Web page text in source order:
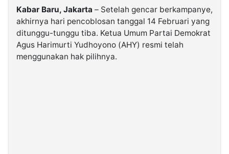
Kabar Baru, Jakarta – Setelah gencar berkampanye,
akhirnya hari pencoblosan tanggal 14 Februari yang
ditunggu-tunggu tiba. Ketua Umum Partai Demokrat
Agus Harimurti Yudhoyono (AHY) resmi telah
menggunakan hak pilihnya.